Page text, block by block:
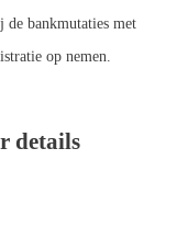
de bankmutaties met
op nemen.
details